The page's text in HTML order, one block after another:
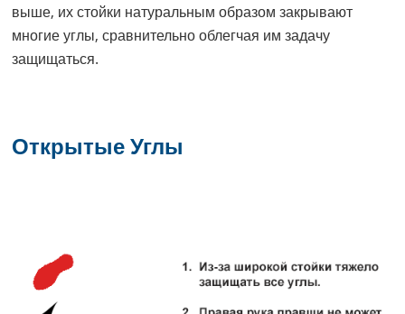
выше, их стойки натуральным образом закрывают
многие углы, сравнительно облегчая им задачу
защищаться.
Открытые Углы